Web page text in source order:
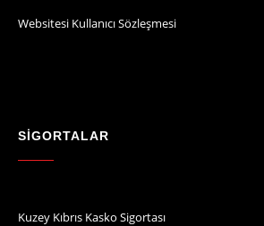
Websitesi Kullanıcı Sözleşmesi
SİGORTALAR
Kuzey Kıbrıs Kasko Sigortası